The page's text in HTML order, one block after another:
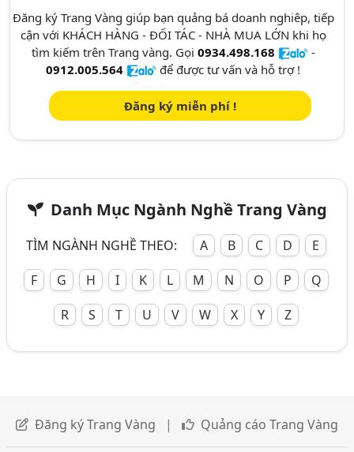
Đăng ký Trang Vàng giúp bạn quảng bá doanh nghiêp, tiếp
cận với KHÁCH HÀNG - ĐỐI TÁC - NHÀ MUA LỚN khi họ
tìm kiếm trên Trang vàng. Gọi 0934.498.168
-
0912.005.564
để được tư vấn và hỗ trợ !
Đăng ký miễn phí !
Danh Mục Ngành Nghề Trang Vàng
TÌM NGÀNH NGHỀ THEO: A B C D
E
F
G H I K L M N O P
Q
R
S T U V W X Y Z
Đăng ký Trang Vàng | Quảng cáo Trang Vàng